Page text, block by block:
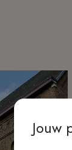
Jouw